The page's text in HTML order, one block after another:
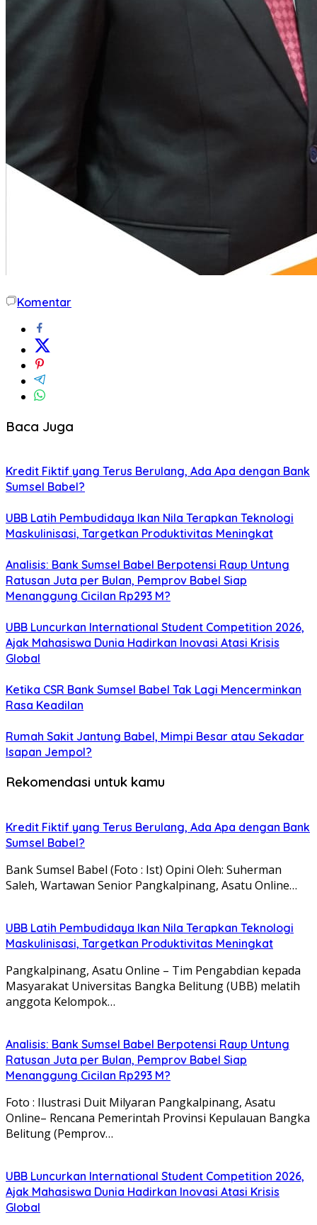
Komentar
Baca Juga
Kredit Fiktif yang Terus Berulang, Ada Apa dengan Bank
Sumsel Babel?
UBB Latih Pembudidaya Ikan Nila Terapkan Teknologi
Maskulinisasi, Targetkan Produktivitas Meningkat
Analisis: Bank Sumsel Babel Berpotensi Raup Untung
Ratusan Juta per Bulan, Pemprov Babel Siap
Menanggung Cicilan Rp293 M?
UBB Luncurkan International Student Competition 2026,
Ajak Mahasiswa Dunia Hadirkan Inovasi Atasi Krisis
Global
Ketika CSR Bank Sumsel Babel Tak Lagi Mencerminkan
Rasa Keadilan
Rumah Sakit Jantung Babel, Mimpi Besar atau Sekadar
Isapan Jempol?
Rekomendasi untuk kamu
Kredit Fiktif yang Terus Berulang, Ada Apa dengan Bank
Sumsel Babel?
Bank Sumsel Babel (Foto : Ist) Opini Oleh: Suherman
Saleh, Wartawan Senior Pangkalpinang, Asatu Online…
UBB Latih Pembudidaya Ikan Nila Terapkan Teknologi
Maskulinisasi, Targetkan Produktivitas Meningkat
Pangkalpinang, Asatu Online – Tim Pengabdian kepada
Masyarakat Universitas Bangka Belitung (UBB) melatih
anggota Kelompok…
Analisis: Bank Sumsel Babel Berpotensi Raup Untung
Ratusan Juta per Bulan, Pemprov Babel Siap
Menanggung Cicilan Rp293 M?
Foto : Ilustrasi Duit Milyaran Pangkalpinang, Asatu
Online– Rencana Pemerintah Provinsi Kepulauan Bangka
Belitung (Pemprov…
UBB Luncurkan International Student Competition 2026,
Ajak Mahasiswa Dunia Hadirkan Inovasi Atasi Krisis
Global